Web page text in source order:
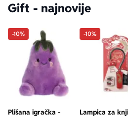
Gift - najnovije
-10%
Plišana igračka -
-10%
Lampica za